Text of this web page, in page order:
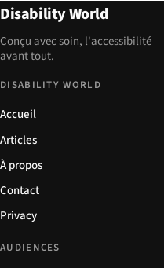
Disability World
Conçu avec soin, l'accessibilité
avant tout.
DISABILITY WORLD
Accueil
Articles
À propos
Contact
Privacy
AUDIENCES